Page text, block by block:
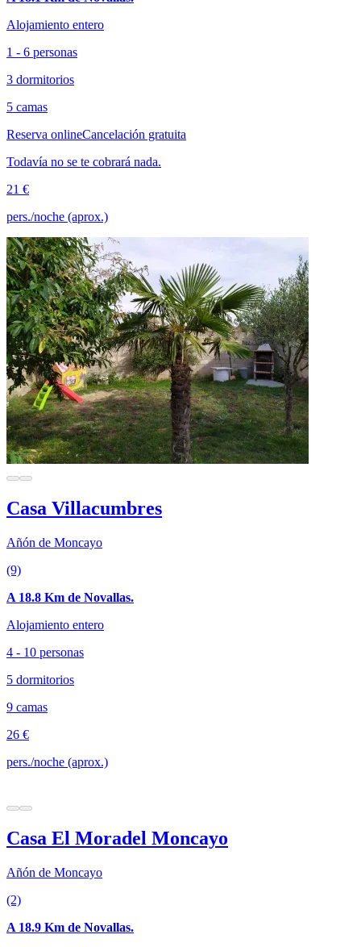
Alojamiento entero
1 - 6 personas
3 dormitorios
5 camas
Reserva onlineCancelación gratuita
Todavía no se te cobrará nada.
21 €
pers./noche (aprox.)
Casa Villacumbres
Añón de Moncayo
(9)
A 18.8 Km de Novallas.
Alojamiento entero
4 - 10 personas
5 dormitorios
9 camas
26 €
pers./noche (aprox.)
Casa El Moradel Moncayo
Añón de Moncayo
(2)
A 18.9 Km de Novallas.